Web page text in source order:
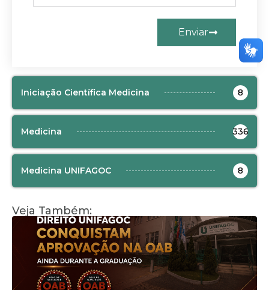
Enviar
Iniciação Científica Medicina 8
Medicina 336
Medicina UNIFAGOC 8
Veja Também: